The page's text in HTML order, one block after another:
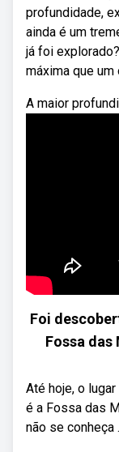
profundidade,
ainda é um
já foi
máxima que um
A maior
Foi
Fossa das
Até hoje, o
é a Fossa das
não se conheça